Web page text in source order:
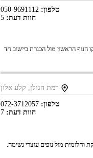
טלפון: 050-9691112
חוות דעת: 5
הנוף הראשון מול הכנרת ביישוב חד
רמת הגולן, קלע אלון
טלפון: 072-3712057
חוות דעת: 7
וחלומית מול נופים עוצרי נשימה.